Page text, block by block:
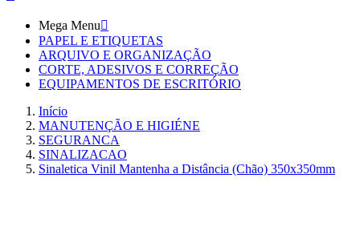
Mega Menu
PAPEL E ETIQUETAS
ARQUIVO E ORGANIZAÇÃO
CORTE, ADESIVOS E CORREÇÃO
EQUIPAMENTOS DE ESCRITÓRIO
Início
MANUTENÇÃO E HIGIÉNE
SEGURANCA
SINALIZACAO
Sinaletica Vinil Mantenha a Distância (Chão) 350x350mm